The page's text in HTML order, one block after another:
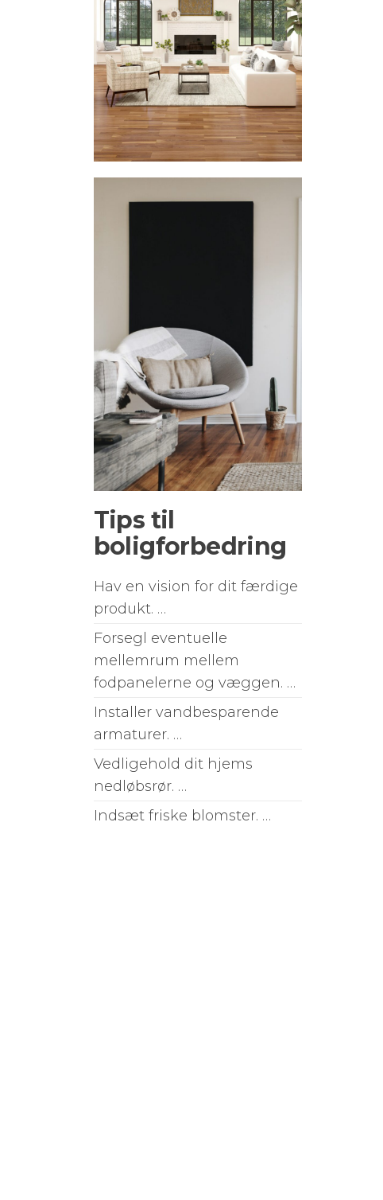
Tips til
boligforbedring
Hav en vision for dit færdige
produkt. …
Forsegl eventuelle
mellemrum mellem
fodpanelerne og væggen. …
Installer vandbesparende
armaturer. …
Vedligehold dit hjems
nedløbsrør. …
Indsæt friske blomster. …